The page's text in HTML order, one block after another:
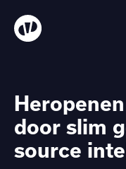
Heropenen
door slim
source